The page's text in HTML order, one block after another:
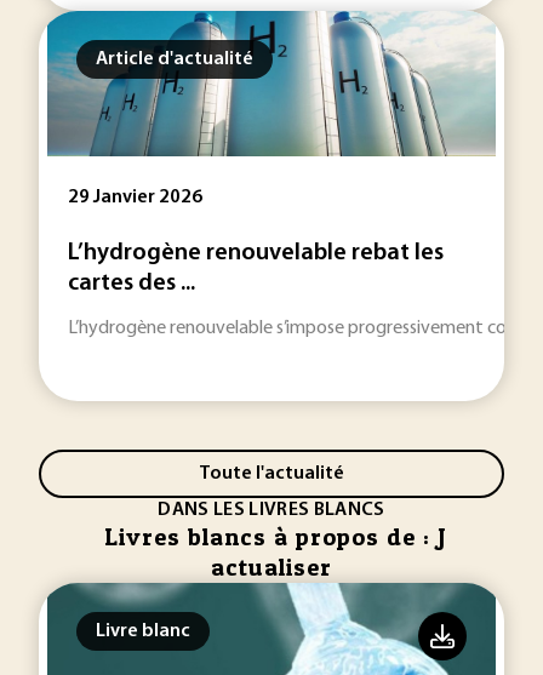
Article d'actualité
29 Janvier 2026
L’hydrogène renouvelable rebat les
cartes des ...
L’hydrogène renouvelable s’impose progressivement
Toute l'actualité
DANS LES LIVRES BLANCS
Livres blancs à propos de : J
actualiser
Livre blanc